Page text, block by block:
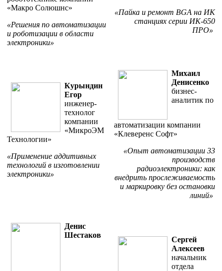
«Макро Солюшнс»
«Решения по автоматизации
и роботизации в области
электроники»
«Пайка и ремонт BGA на ИК
станциях серии ИК-650
ПРО»
Курындин
Егор
инженер-
технолог
компании
«МикроЭМ
Технологии»
«Применение аддитивных
технологий в изготовлении
электроники»
Михаил
Денисенко
бизнес-
аналитик по
автоматизации компании
«Клеверенс Софт»
«Опыт автоматизации 33
производств
радиоэлектроники: как
внедрить прослеживаемость
и маркировку без остановки
линий»
Денис
Шестаков
Сергей
Алексеев
начальник
отдела